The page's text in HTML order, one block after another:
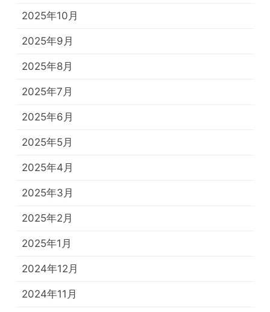
2025年10月
2025年9月
2025年8月
2025年7月
2025年6月
2025年5月
2025年4月
2025年3月
2025年2月
2025年1月
2024年12月
2024年11月